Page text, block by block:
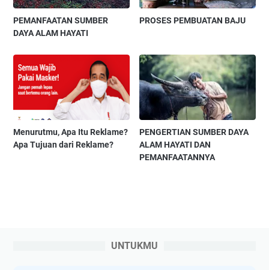
PEMANFAATAN SUMBER
DAYA ALAM HAYATI
PROSES PEMBUATAN BAJU
Menurutmu, Apa Itu Reklame?
Apa Tujuan dari Reklame?
PENGERTIAN SUMBER DAYA
ALAM HAYATI DAN
PEMANFAATANNYA
UNTUKMU